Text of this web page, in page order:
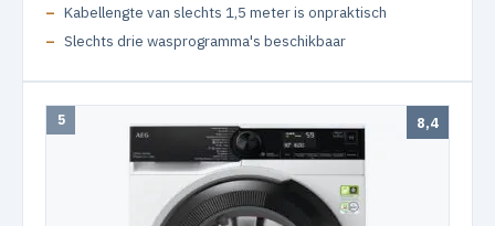
Kabellengte van slechts 1,5 meter is onpraktisch
Slechts drie wasprogramma's beschikbaar
5 8,4